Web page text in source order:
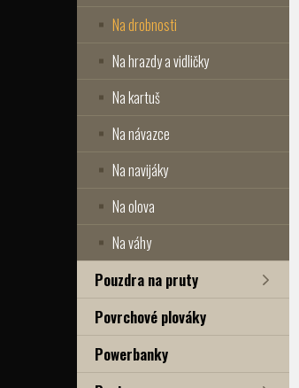
Na drobnosti
Na hrazdy a vidličky
Na kartuš
Na návazce
Na navijáky
Na olova
Na váhy
Pouzdra na pruty
Povrchové plováky
Powerbanky